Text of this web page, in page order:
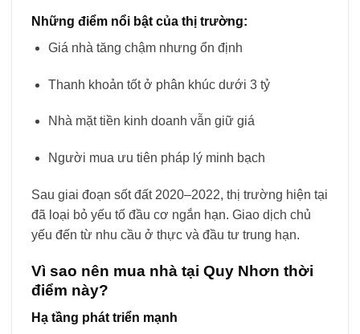
Những điểm nổi bật của thị trường:
Giá nhà tăng chậm nhưng ổn định
Thanh khoản tốt ở phân khúc dưới 3 tỷ
Nhà mặt tiền kinh doanh vẫn giữ giá
Người mua ưu tiên pháp lý minh bạch
Sau giai đoạn sốt đất 2020–2022, thị trường hiện tại
đã loại bỏ yếu tố đầu cơ ngắn hạn. Giao dịch chủ
yếu đến từ nhu cầu ở thực và đầu tư trung hạn.
Vì sao nên mua nhà tại Quy Nhơn thời
điểm này?
Hạ tầng phát triển mạnh